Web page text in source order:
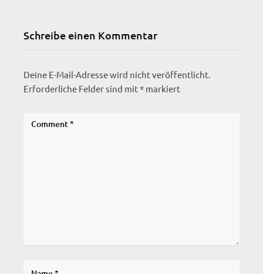
Schreibe einen Kommentar
Deine E-Mail-Adresse wird nicht veröffentlicht.
Erforderliche Felder sind mit* markiert